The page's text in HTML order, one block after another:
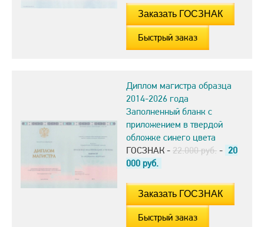
Быстрый заказ
Диплом магистра образца
2014-2026 года
Заполненный бланк с
приложением в твердой
обложке синего цвета
ГОСЗНАК - 22.000 руб. - 20
000 руб.
Быстрый заказ